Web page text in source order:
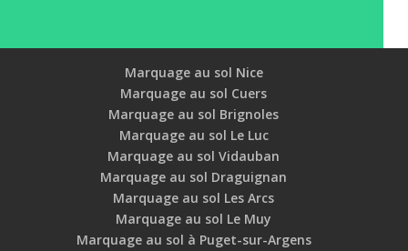
Marquage au sol Nice
Marquage au sol Cuers
Marquage au sol Brignoles
Marquage au sol Le Luc
Marquage au sol Vidauban
Marquage au sol Draguignan
Marquage au sol Les Arcs
Marquage au sol Le Muy
Marquage au sol à Puget-sur-Argens